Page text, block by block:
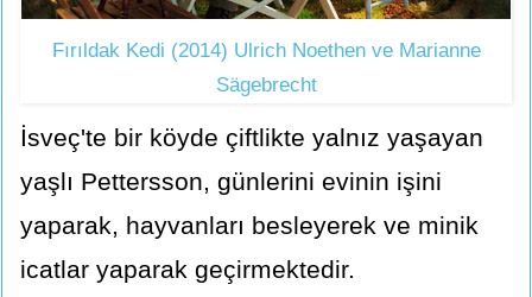
Fırıldak Kedi (2014) Ulrich Noethen ve Marianne
Sägebrecht
İsveç'te bir köyde çiftlikte yalnız yaşayan
yaşlı Pettersson, günlerini evinin işini
yaparak, hayvanları besleyerek ve minik
icatlar yaparak geçirmektedir.